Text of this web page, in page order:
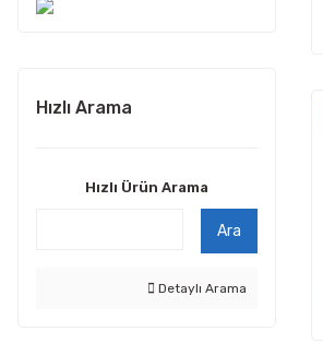
Hızlı Arama
Hızlı Ürün Arama
Ara
Detaylı Arama